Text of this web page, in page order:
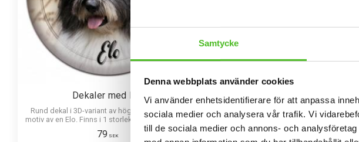
Samtycke
Denna webbplats använder cookies
Vi använder enhetsidentifierare för att anpassa
sociala medier och analysera vår trafik. Vi
till de sociala medier och annons- och
Dekaler med Elo
Rund dekal i 3D-variant av hög kvalitet med ett
motiv av en Elo. Finns i 1 storlek 10 cm i diameter.
79 SEK